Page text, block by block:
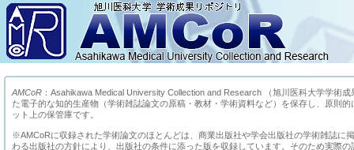
AMCoR ：Asahikawa Medical University Collection and Research （旭川医科大学学術
た電子的な知的生産物（学術雑誌論文の原稿・教材・学術資料など）を保存し、原則
ット上の保管庫です。
※AMCoRに収録された学術論文のほとんどは、商業出版社や学会出版社の学術雑誌に
わる出版社の方針により、出版社の条件に添った版を収録しています。そのため実際